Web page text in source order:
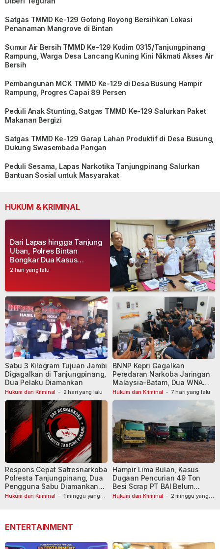
Satgas TMMD Ke-129 Gotong Royong Bersihkan Lokasi
Penanaman Mangrove di Bintan
Sumur Air Bersih TMMD Ke-129 Kodim 0315/Tanjungpinang
Rampung, Warga Desa Lancang Kuning Kini Nikmati Akses Air
Bersih
Pembangunan MCK TMMD Ke-129 di Desa Busung Hampir
Rampung, Progres Capai 89 Persen
Peduli Anak Stunting, Satgas TMMD Ke-129 Salurkan Paket
Makanan Bergizi
Satgas TMMD Ke-129 Garap Lahan Produktif di Desa Busung,
Dukung Swasembada Pangan
Peduli Sesama, Lapas Narkotika Tanjungpinang Salurkan
Bantuan Sosial untuk Masyarakat
HUKUM & KRIMINAL
2 hari yang lalu
Dari Lapas hingga Tanjung
Uban, Polres Bintan
Bongkar Dua Kasus
Narkoba, Empat Tersangka
Hukum dan Kriminal - 2 hari yang lalu
Sabu 3 Kilogram Tujuan Jambi
Digagalkan di Tanjungpinang,
Dua Pelaku Diamankan
Hukum dan Kriminal - 7 hari yang lalu
BNNP Kepri Gagalkan
Peredaran Narkoba Jaringan
Malaysia-Batam, Dua WNA
Masih Diburu
Hukum dan Kriminal - 1 minggu yang
Respons Cepat Satresnarkoba
Polresta Tanjungpinang, Dua
Pengguna Sabu Diamankan
Usai Dilaporkan ke Call Center
Hukum dan Kriminal - 2 minggu yang
Hampir Lima Bulan, Kasus
Dugaan Pencurian 49 Ton
Besi Scrap PT BAI Belum
Tetapkan Tersangka
ENTERTAINMENT